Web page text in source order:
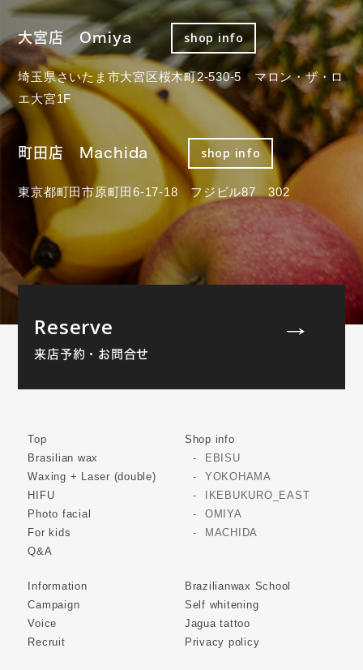
大宮店 Omiya shop info
埼玉県さいたま市大宮区桜木町2-530-5 マロン・ザ・ロ
エ大宮1F
町田店 Machida shop info
東京都町田市原町田6-17-18 フジビル87 302
Reserve
来店予約・お問合せ
Top
Brasilian wax
Waxing + Laser (double)
HIFU
Photo facial
For kids
Q&A
Shop info
EBISU
YOKOHAMA
IKEBUKURO_EAST
OMIYA
MACHIDA
Information
Campaign
Voice
Recruit
Brazilianwax School
Self whitening
Jagua tattoo
Privacy policy